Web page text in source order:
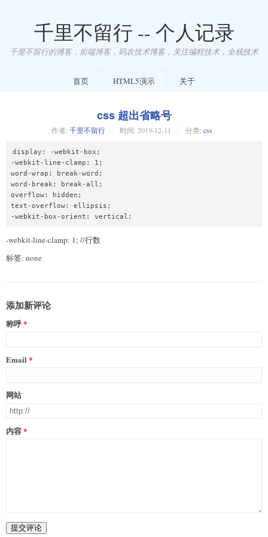
千里不留行 -- 个人记录
千里不留行的博客，前端博客，码农技术博客，关注编程技术，全栈技术
首页 HTML5演示 关于
css 超出省略号
作者: 千里不留行 时间: 2019-12-11 分类: css
display: -webkit-box;
-webkit-line-clamp: 1;
word-wrap: break-word;
word-break: break-all;
overflow: hidden;
text-overflow: ellipsis;
-webkit-line-clamp: 1; //行数
标签: none
添加新评论
称呼
Email
网站
内容
提交评论